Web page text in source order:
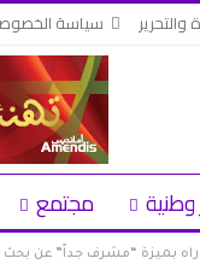
والتحرير سياسة
وطنية مجتمع
بميزة “مشرف جداً” عن